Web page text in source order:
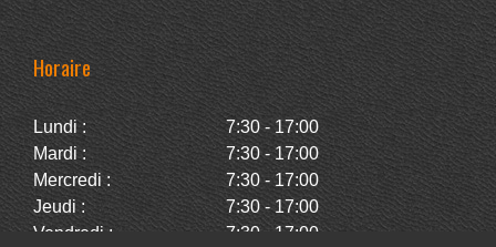
Horaire
Lundi :
7:30 - 17:00
Mardi :
7:30 - 17:00
Mercredi :
7:30 - 17:00
Jeudi :
7:30 - 17:00
Vendredi :
7:30 - 17:00